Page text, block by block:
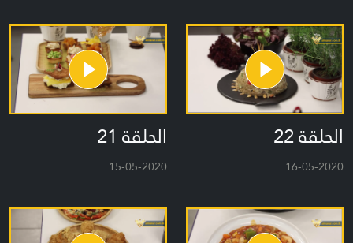
الحلقة 22
16-05-2020
الحلقة 21
15-05-2020